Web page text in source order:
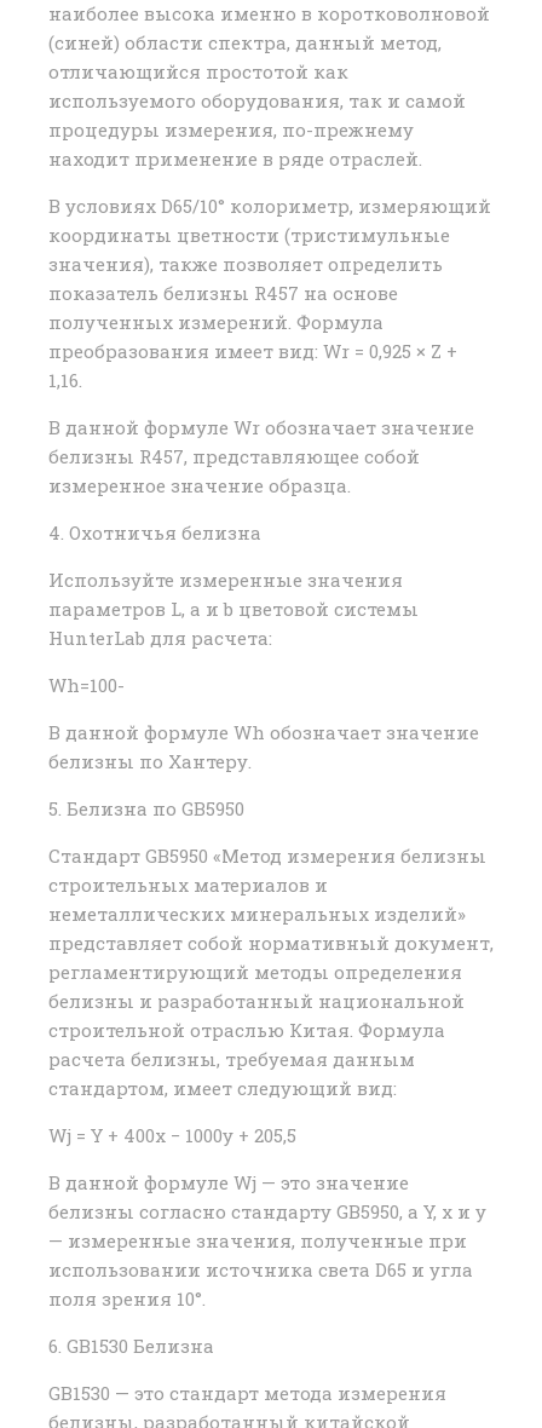
наиболее высока именно в коротковолновой
(синей) области спектра, данный метод,
отличающийся простотой как
используемого оборудования, так и самой
процедуры измерения, по-прежнему
находит применение в ряде отраслей.
В условиях D65/10° колориметр, измеряющий
координаты цветности (тристимульные
значения), также позволяет определить
показатель белизны R457 на основе
полученных измерений. Формула
преобразования имеет вид: Wr = 0,925 × Z +
1,16.
В данной формуле Wr обозначает значение
белизны R457, представляющее собой
измеренное значение образца.
4. Охотничья белизна
Используйте измеренные значения
параметров L, a и b цветовой системы
HunterLab для расчета:
Wh=100-
В данной формуле Wh обозначает значение
белизны по Хантеру.
5. Белизна по GB5950
Стандарт GB5950 «Метод измерения белизны
строительных материалов и
неметаллических минеральных изделий»
представляет собой нормативный документ,
регламентирующий методы определения
белизны и разработанный национальной
строительной отраслью Китая. Формула
расчета белизны, требуемая данным
стандартом, имеет следующий вид:
Wj = Y + 400x − 1000y + 205,5
В данной формуле Wj — это значение
белизны согласно стандарту GB5950, а Y, x и y
— измеренные значения, полученные при
использовании источника света D65 и угла
поля зрения 10°.
6. GB1530 Белизна
GB1530 — это стандарт метода измерения
белизны, разработанный китайской